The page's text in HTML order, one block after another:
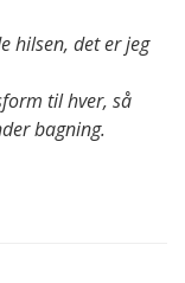
hilsen, det er jeg
til hver, så
bagning.